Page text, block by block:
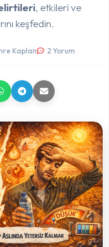
, etkileri ve
keşfedin.
Kaplan 2 Yorum